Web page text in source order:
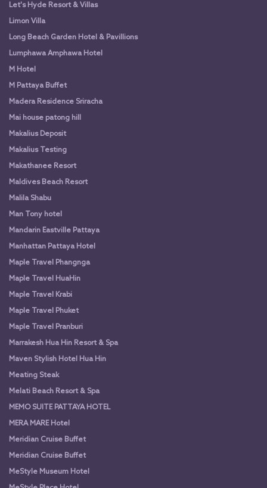
Let's Hyde Resort & Villas
Limon Villa
Long Beach Garden Hotel & Pavillions
Lumphawa Amphawa Hotel
M Hotel
M Pattaya Buffet
Madera Residence Sriracha
Mai house patong hill
Makalius Deposit
Makalius Testing
Makathanee Resort
Maldives Beach Resort
Malila Shabu
Man Tony hotel
Mandarin Eastville Pattaya
Manhattan Pattaya Hotel
Maple Travel Phangnga
Maple Travel HuaHin
Maple Travel Krabi
Maple Travel Phuket
Maple Travel Pranburi
Marrakesh Hua Hin Resort & Spa
Maven Stylish Hotel Hua Hin
Meating Steak
Melati Beach Resort & Spa
MEMO SUITE PATTAYA HOTEL
MERA MARE Hotel
Meridian Cruise Buffet
Meridian Cruise Buffet
MeStyle Museum Hotel